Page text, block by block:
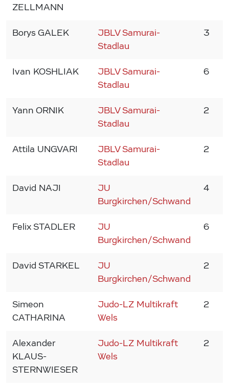
ZELLMANN
Borys GALEK
JBLV Samurai-
Stadlau
3
Ivan KOSHLIAK
JBLV Samurai-
Stadlau
6
Yann ORNIK
JBLV Samurai-
Stadlau
2
Attila UNGVARI
JBLV Samurai-
Stadlau
2
David NAJI
JU
Burgkirchen/Schwand
4
Felix STADLER
JU
Burgkirchen/Schwand
6
David STARKEL
JU
Burgkirchen/Schwand
2
Simeon
CATHARINA
Judo-LZ Multikraft
Wels
2
Alexander
KLAUS-
STERNWIESER
Judo-LZ Multikraft
Wels
2